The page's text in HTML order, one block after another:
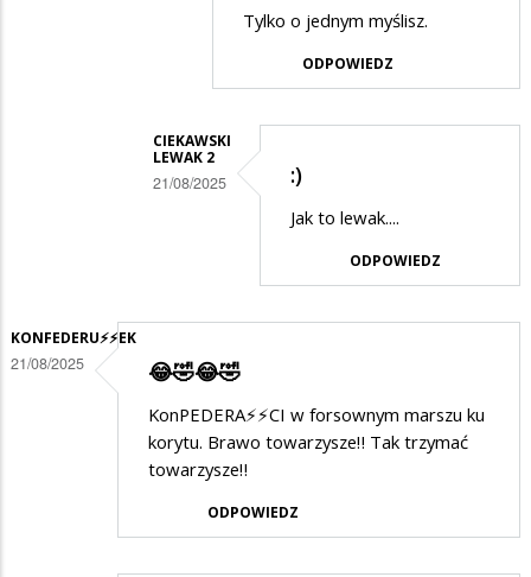
Tylko o jednym myślisz.
ODPOWIEDZ
CIEKAWSKI
LEWAK 2
21/08/2025
SuwalakPatriota
w
odpowiedzi
na
:)
:)
Jak to lewak....
ODPOWIEDZ
KONFEDERU⚡️⚡️EK
21/08/2025 😂🤣😂🤣
KonPEDERA⚡️⚡️CI w forsownym marszu ku
korytu. Brawo towarzysze‼️ Tak trzymać
towarzysze‼️
ODPOWIEDZ